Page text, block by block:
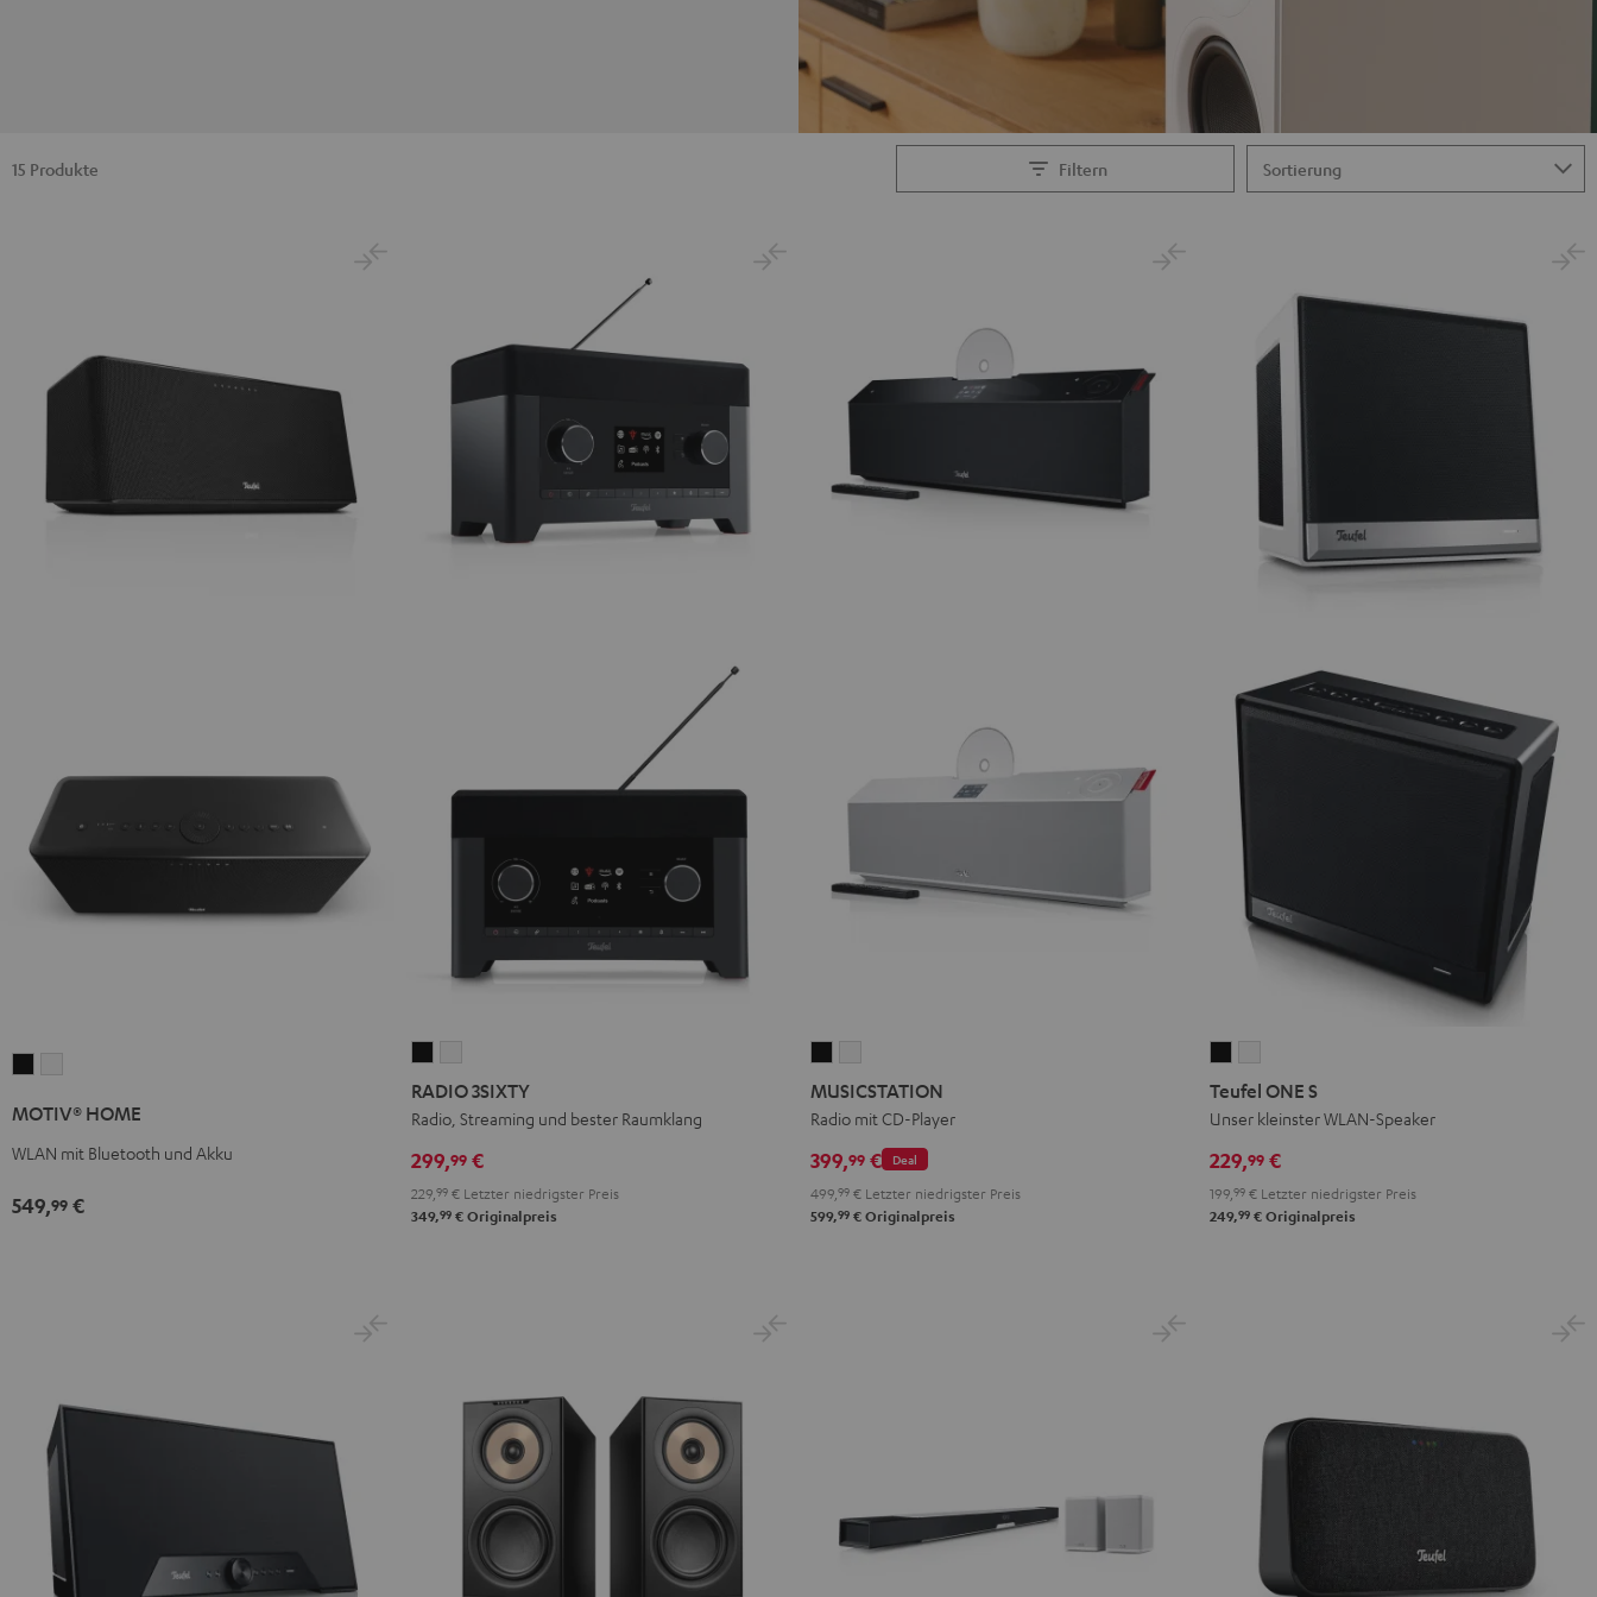
Filtern
15 Produkte
Schwarz
Weiß
MOTIV® HOME
WLAN mit Bluetooth und Akku
549,99 €
3SIXTY
Schwarz
3SIXTY
Weiß
RADIO 3SIXTY
Radio, Streaming und bester Raumklang
299,99 €
229, 99 € Letzter niedrigster Preis
349,99 € Originalpreis
Schwarz
Weiß
MUSICSTATION
Radio mit CD-Player
Deal
399,99 €
499, 99 € Letzter niedrigster Preis
599,99 € Originalpreis
ONEONE
S
Teufel ONE S
Unser kleinster WLAN-Speaker
229,99 €
199, 99 € Letzter niedrigster Preis
249,99 € Originalpreis